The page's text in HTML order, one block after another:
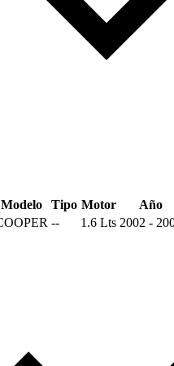
Modelo Tipo Motor
Año
-- 1.6 Lts 2002 -